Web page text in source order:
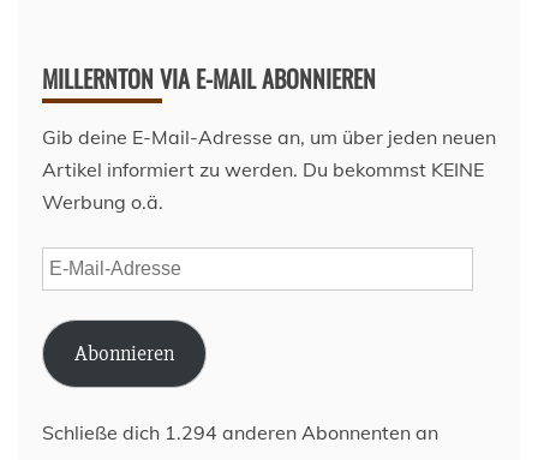
MILLERNTON VIA E-MAIL ABONNIEREN
Gib deine E-Mail-Adresse an, um über jeden neuen
Artikel informiert zu werden. Du bekommst KEINE
Werbung o.ä.
E-
Mail-
Adresse
Abonnieren
Schließe dich 1.294 anderen Abonnenten an